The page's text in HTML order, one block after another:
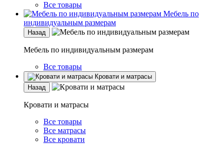
Все товары
Мебель по
индивидуальным размерам
Назад
Мебель по индивидуальным размерам
Все товары
Кровати и матрасы
Назад
Кровати и матрасы
Все товары
Все матрасы
Все кровати